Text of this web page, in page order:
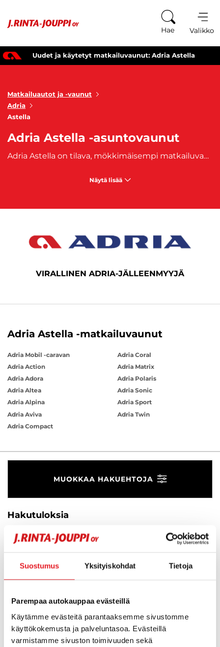
Suostumus Yksityiskohdat Tietoja
Parempaa autokauppaa evästeillä
Käytämme evästeitä parantaaksemme sivustomme
käyttökokemusta ja palveluntasoa. Evästeillä
varmistamme sivuston toimivuuden sekä
Hae Valikko
Uudet ja käytetyt matkailuvaunut: Adria Astella
Matkailuautot ja -vaunut
Adria
Astella
Adria Astella -asuntovaunut
Adria Astella on tilava, mökkimäisempi matkailuvaunu. Turvallinen Alpina matkailuvaunu on tunnettu hienosta designistaan. Alpina asuntovaunu on kattavasti varusteltu ja täydellinen matkustusvaihtoehto pidemmällekin matkalle. Osta oma, heti saatavilla oleva Adria Astella -matkailuvaunusi J. Rinta-joupilta. Vaunuun on saatavilla myös edullinen
Näytä lisää
VIRALLINEN ADRIA-JÄLLEENMYYJÄ
Adria Astella -matkailuvaunut
Adria Mobil -caravan
Adria Action
Adria Adora
Adria Altea
Adria Alpina
Adria Aviva
Adria Compact
Adria Coral
Adria Matrix
Adria Polaris
Adria Sonic
Adria Sport
Adria Twin
MUOKKAA HAKUEHTOJA
Hakutuloksia
Järjestä Suosikit 0
Hups, ei tuloksia!
Ei huolta, tässä valikoimassamme olevat lähimmät
vastaavat ajoneuvot.